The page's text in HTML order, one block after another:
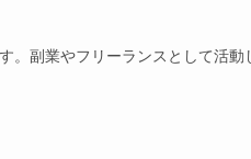
副業やフリーランスとして活動